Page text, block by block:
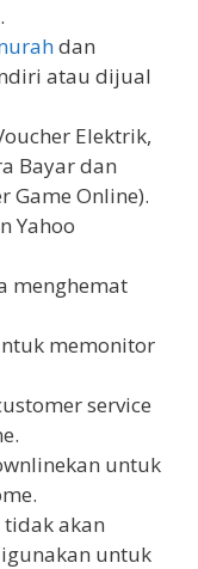
dan
atau dijual
Elektrik,
Bayar dan
Game Online).
Yahoo
menghemat
memonitor
service
untuk
akan
untuk